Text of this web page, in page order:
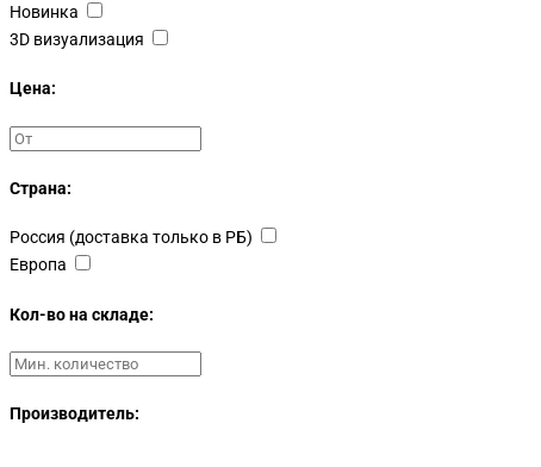
Новинка
3D визуализация
Цена:
Страна:
Россия (доставка только в РБ)
Европа
Кол-во на складе:
Производитель: